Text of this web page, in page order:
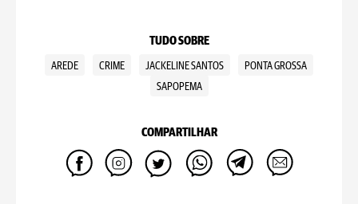
TUDO SOBRE
AREDE CRIME JACKELINE SANTOS
PONTA GROSSA
SAPOPEMA
COMPARTILHAR